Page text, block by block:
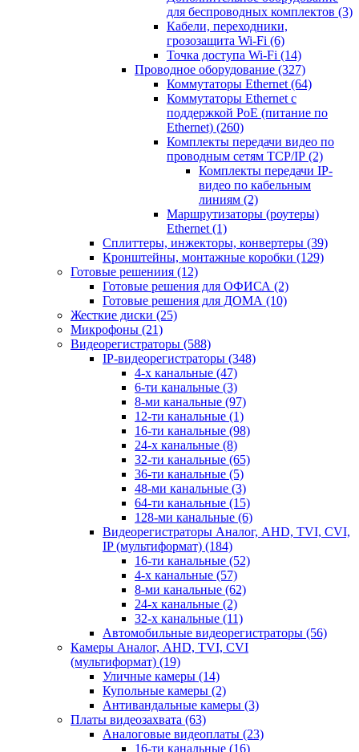
для беспроводных комплектов (3)
Кабели, переходники,
грозозащита Wi-Fi (6)
Точка доступа Wi-Fi (14)
Проводное оборудование (327)
Коммутаторы Ethernet (64)
Коммутаторы Ethernet с
поддержкой PoE (питание по
Ethernet) (260)
Комплекты передачи видео по
проводным сетям TCP/IP (2)
Комплекты передачи IP-
видео по кабельным
линиям (2)
Маршрутизаторы (роутеры)
Ethernet (1)
Сплиттеры, инжекторы, конвертеры (39)
Кронштейны, монтажные коробки (129)
Готовые решениия (12)
Готовые решения для ОФИСА (2)
Готовые решения для ДОМА (10)
Жесткие диски (25)
Микрофоны (21)
Видеорегистраторы (588)
IP-видеорегистраторы (348)
4-х канальные (47)
6-ти канальные (3)
8-ми канальные (97)
12-ти канальные (1)
16-ти канальные (98)
24-х канальные (8)
32-ти канальные (65)
36-ти канальные (5)
48-ми канальные (3)
64-ти канальные (15)
128-ми канальные (6)
Видеорегистраторы Аналог, AHD, TVI, CVI,
IP (мультиформат) (184)
16-ти канальные (52)
4-х канальные (57)
8-ми канальные (62)
24-х канальные (2)
32-х канальные (11)
Автомобильные видеорегистраторы (56)
Камеры Аналог, AHD, TVI, CVI
(мультиформат) (19)
Уличные камеры (14)
Купольные камеры (2)
Антивандальные камеры (3)
Платы видеозахвата (63)
Аналоговые видеоплаты (23)
16-ти канальные (16)